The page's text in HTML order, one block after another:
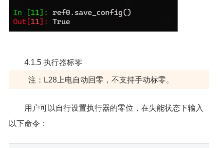
4.1.5 执行器标零
注：L28上电自动回零，不支持手动标零。
用户可以自行设置执行器的零位，在失能状态下输入
以下命令：